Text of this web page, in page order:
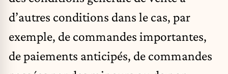
d’autres conditions dans le cas, par
exemple, de commandes importantes,
de paiements anticipés, de commandes